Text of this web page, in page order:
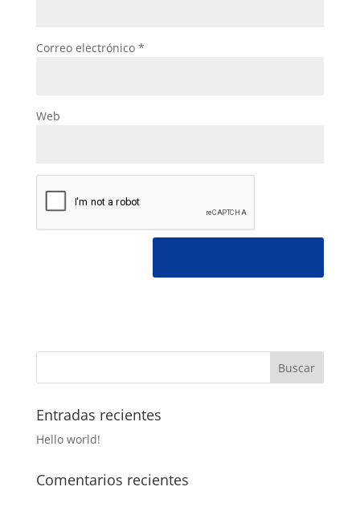
Correo electrónico *
Web
Entradas recientes
Hello world!
Comentarios recientes